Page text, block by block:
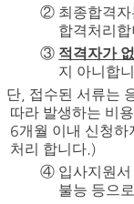
② 최종합격
합격처리
③ 적격자가
지 아니합
단, 접수된 서류는
따라 발생하는 비
6개월 이내 신청하
처리 합니다.)
④ 입사지원
불능 등으